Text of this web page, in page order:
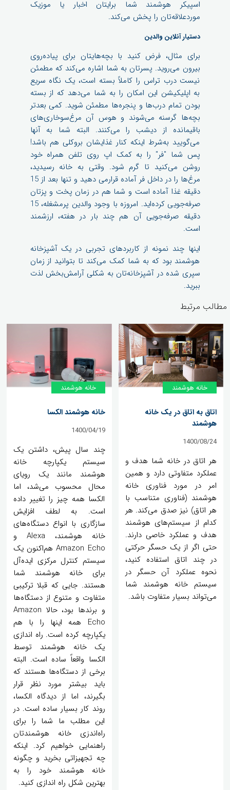
اسپیکر هوشمند شما برایتان اخبار یا موزیک
موردعلاقه‌تان را پخش می‌کند.
دستیار آنلاین والدین
برای مثال، فرض کنید با بچه‌هایتان برای پیاده‌روی
بیرون می‌روید. پسرتان به شما اشاره می‌کند که مطمئن
نیست درب تراس را کاملاً بسته است، یک نگاه سریع
به اپلیکیشن این امکان را به شما می‌دهد که از بسته
بودن تمام درب‌ها و پنجره‌ها مطمئن شوید. کمی بعدتر
بچه‌ها گرسنه می‌شوند و هوس آن مرغ‌سوخاری‌های
باقیمانده از دیشب را می‌کنند. البته شما به آنها
می‌گویید به‌شرط اینکه کنار غذایشان بروکلی هم باشد!
پس شما "فر" را به کمک اپ روی تلفن همراه خود
روشن می‌کنید تا گرم شود. وقتی به خانه رسیدید،
مرغ‌ها را در داخل فر آماده قرارمی دهید و تنها بعد از 15
دقیقه غذا آماده است و شما هم در زمان پخت و پزتان
صرفه‌جویی کرده‌اید. امروزه با وجود والدین پرمشغله، 15
دقیقه صرفه‌جویی آن هم چند بار در هفته، ارزشمند
است.
اینها چند نمونه از کاربردهای تجربی در یک آشپزخانه
هوشمند بود که به شما کمک می‌کند تا بتوانید از زمان
سپری شده در آشپزخانه‌تان به شکلی آرامش‌بخش لذت
ببرید.
مطالب مرتبط
خانه‌ هوشمند
اتاق به اتاق در یک خانه
هوشمند
1400/08/24
هر اتاق در خانه شما هدف و
عملکرد متفاوتی دارد و همین
امر در مورد فناوری خانه
هوشمند (فناوری متناسب با
هر اتاق) نیز صدق می‌کند. هر
کدام از سیستم‌های هوشمند
هدف و عملکرد خاصی دارند.
حتی اگر از یک حسگر حرکتی
در چند اتاق‌ استفاده کنید،
نحوه عملکرد آن حسگر در
سیستم خانه هوشمند شما
می‌تواند بسیار متفاوت باشد.
خانه‌ هوشمند
خانه هوشمند الکسا
1400/04/19
چند سال پیش، داشتن یک
سیستم یکپارچه خانه
هوشمند مانند یک رویای
محال محسوب می‌شد، اما
الکسا همه چیز را تغییر داده
است. به لطف افزایش
سازگاری با انواع دستگاه‌های
خانه هوشمند، Alexa و
Amazon Echo هم‌اکنون یک
سیستم کنترل مرکزی ایده‌آل
برای خانه هوشمند شما
هستند. جایی که قبلا ترکیبی
متفاوت و متنوع از دستگاه‌ها
و برندها بود، حالا Amazon
Echo همه اینها را با هم
یکپارچه کرده است. راه اندازی
یک خانه هوشمند توسط
الکسا واقعاً ساده است. البته
برخی از دستگاه‌ها هستند که
باید بیشتر مورد نظر قرار
بگیرند، اما از دیدگاه الکسا،
روند کار بسیار ساده است. در
این مطلب ما شما را برای
راه‌اندزی خانه هوشمندتان
راهنمایی خواهیم کرد. اینکه
چه تجهیزاتی بخرید و چگونه
خانه هوشمند خود را به
بهترین شکل راه اندازی کنید.